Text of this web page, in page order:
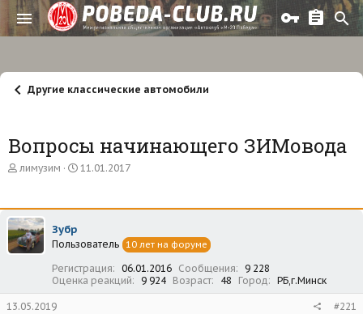
Другие классические автомобили
Вопросы начинающего ЗИМовода
А
о
р
т
е
лимузим
Д
а
ч
л
а
11.01.2017
Зубр
Пользователь 10 лет на форуме
Регистрация 06.01.2016 Сообщения
9 228
Оценка реакций
9 924 Возраст 48 Город РБ,г.Минск
13.05.2019 #221